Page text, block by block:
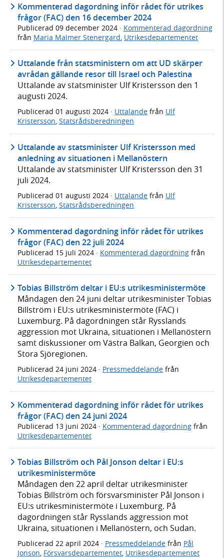
Kommenterad dagordning inför rådet för utrikes
frågor (FAC) den 16 december 2024
Publicerad 09 december 2024 · Kommenterad dagordning
från Maria Malmer Stenergard Utrikesdepartementet
Uttalande från statsministern om att UD skärper
avrådan gällande resor till Israel och Palestina
Uttalande av statsminister Ulf Kristersson den 1
augusti 2024.
Publicerad 01 augusti 2024 · Uttalande från Ulf
Kristersson, Statsrådsberedningen
Uttalande av statsminister Ulf Kristersson med
anledning av situationen i Mellanöstern
Uttalande av statsminister Ulf Kristersson den 31
juli 2024.
Publicerad 01 augusti 2024 · Uttalande från Ulf
Kristersson, Statsrådsberedningen
Kommenterad dagordning inför rådet för utrikes
frågor (FAC) den 22 juli 2024
Publicerad 15 juli 2024 · Kommenterad dagordning från
Utrikesdepartementet
Tobias Billström deltar i EU:s utrikesministermöte
Måndagen den 24 juni deltar utrikesminister Tobias
Billström i EU:s utrikesministermöte (FAC) i
Luxemburg. På dagordningen står Rysslands
aggression mot Ukraina, situationen i Mellanöstern
samt diskussioner om Västra Balkan, Georgien och
Stora Sjöregionen.
Publicerad 24 juni 2024 · Pressmeddelande från
Utrikesdepartementet
Kommenterad dagordning inför rådet för utrikes
frågor (FAC) den 24 juni 2024
Publicerad 13 juni 2024 · Kommenterad dagordning från
Utrikesdepartementet
Tobias Billström och Pål Jonson deltar i EU:s
utrikesministermöte
Måndagen den 22 april deltar utrikesminister
Tobias Billström och försvarsminister Pål Jonson i
EU:s utrikesministermöte i Luxemburg. På
dagordningen står Rysslands aggression mot
Ukraina, situationen i Mellanöstern, och Sudan.
Publicerad 22 april 2024 · Pressmeddelande från Pål
Jonson Försvarsdepartementet Utrikesdepartementet